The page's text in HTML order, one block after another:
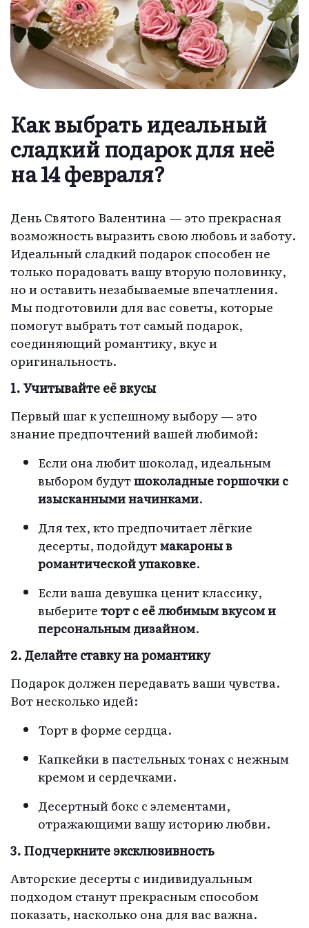
Как выбрать идеальный
сладкий подарок для неё
на 14 февраля?
День Святого Валентина — это прекрасная
возможность выразить свою любовь и заботу.
Идеальный сладкий подарок способен не
только порадовать вашу вторую половинку,
но и оставить незабываемые впечатления.
Мы подготовили для вас советы, которые
помогут выбрать тот самый подарок,
соединяющий романтику, вкус и
оригинальность.
1. Учитывайте её вкусы
Первый шаг к успешному выбору — это
знание предпочтений вашей любимой:
Если она любит шоколад, идеальным
выбором будутшоколадные горшочки с
изысканными начинками.
Для тех, кто предпочитает лёгкие
десерты, подойдутмакароны в
романтической упаковке.
Если ваша девушка ценит классику,
выберитеторт с её любимым вкусом и
персональным дизайном.
2. Делайте ставку на романтику
Подарок должен передавать ваши чувства.
Вот несколько идей:
Торт в форме сердца.
Капкейки в пастельных тонах с нежным
кремом и сердечками.
Десертный бокс с элементами,
отражающими вашу историю любви.
3. Подчеркните эксклюзивность
Авторские десерты с индивидуальным
подходом станут прекрасным способом
показать, насколько она для вас важна.